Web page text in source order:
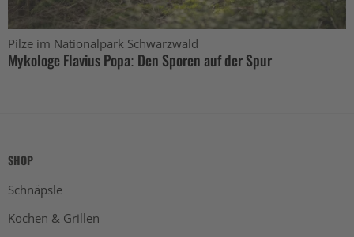
Pilze im Nationalpark Schwarzwald
Mykologe Flavius Popa: Den Sporen auf der Spur
SHOP
Schnäpsle
Kochen & Grillen